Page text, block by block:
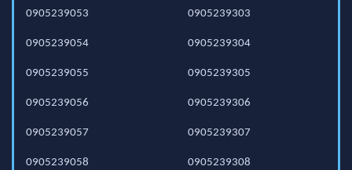
0905239053
0905239054
0905239055
0905239056
0905239057
0905239058
0905239303
0905239304
0905239305
0905239306
0905239307
0905239308